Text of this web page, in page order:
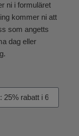
ni i formuläret
kommer ni att
som angetts
dag eller